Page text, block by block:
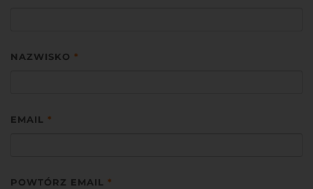
NAZWISKO *
EMAIL *
POWTÓRZ EMAIL *